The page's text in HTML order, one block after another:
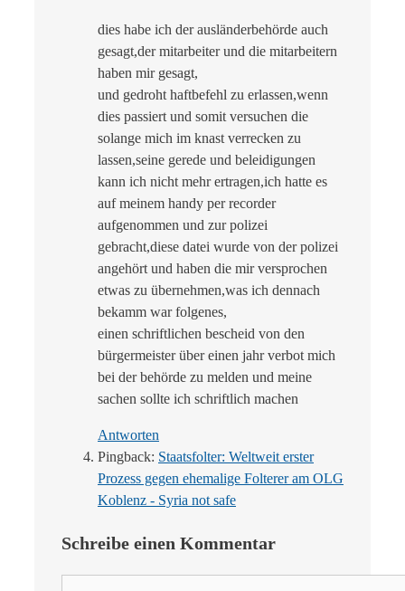
dies habe ich der ausländerbehörde auch
gesagt,der mitarbeiter und die mitarbeitern
haben mir gesagt,
und gedroht haftbefehl zu erlassen,wenn
dies passiert und somit versuchen die
solange mich im knast verrecken zu
lassen,seine gerede und beleidigungen
kann ich nicht mehr ertragen,ich hatte es
auf meinem handy per recorder
aufgenommen und zur polizei
gebracht,diese datei wurde von der polizei
angehört und haben die mir versprochen
etwas zu übernehmen,was ich dennach
bekamm war folgenes,
einen schriftlichen bescheid von den
bürgermeister über einen jahr verbot mich
bei der behörde zu melden und meine
sachen sollte ich schriftlich machen
Antworten
Pingback: Staatsfolter: Weltweit erster
Prozess gegen ehemalige Folterer am OLG
Koblenz - Syria not safe
Schreibe einen Kommentar